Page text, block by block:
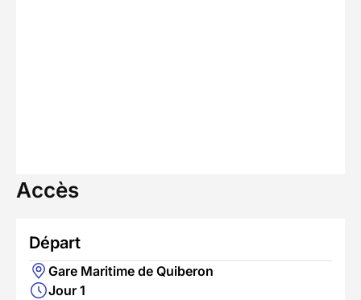
Accès
Départ
Gare Maritime de Quiberon
Jour 1